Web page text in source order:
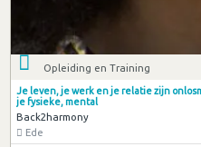
Opleiding en Training
Je leven, je werk en je relatie zijn
je fysieke, mental
Back2harmony
Ede